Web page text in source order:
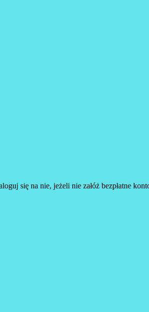
się na nie, jeżeli nie załóż bezpłatne